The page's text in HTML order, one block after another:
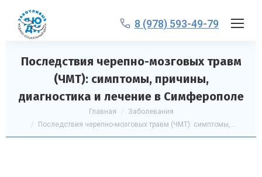
8 (978) 593-49-79
Последствия черепно-мозговых травм
(ЧМТ): симптомы, причины,
диагностика и лечение в Симферополе
Главная
Заболевания
Последствия черепно-мозговых травм (ЧМТ): симптомы,…